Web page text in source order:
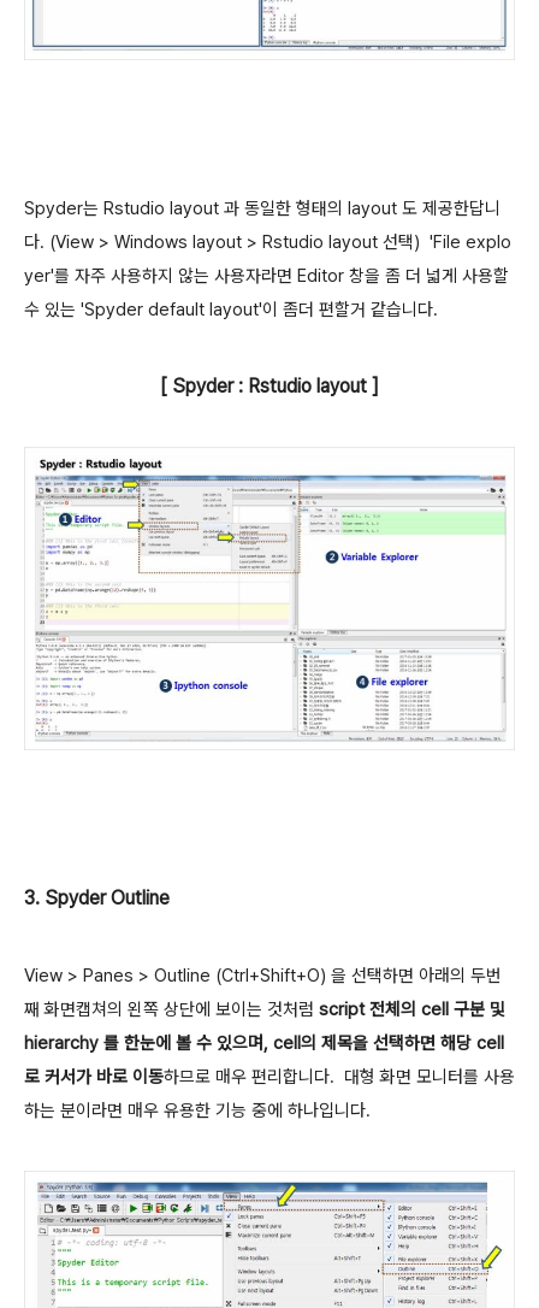
Spyder는 Rstudio layout 과 동일한 형태의 layout 도 제공한답니
다. (View > Windows layout > Rstudio layout 선택) 'File explo
yer'를 자주 사용하지 않는 사용자라면 Editor 창을 좀 더 넓게 사용할
수 있는 'Spyder default layout'이 좀더 편할거 같습니다.
[ Spyder : Rstudio layout ]
3. Spyder Outline
View > Panes > Outline (Ctrl+Shift+O) 을 선택하면 아래의 두번
째 화면캡쳐의 왼쪽 상단에 보이는 것처럼 script 전체의 cell 구분 및
hierarchy 를 한눈에 볼 수 있으며, cell의 제목을 선택하면 해당 cell
로 커서가 바로 이동하므로 매우 편리합니다. 대형 화면 모니터를 사용
하는 분이라면 매우 유용한 기능 중에 하나입니다.